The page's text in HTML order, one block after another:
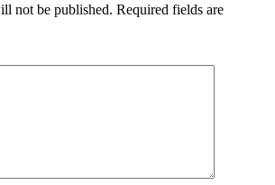
not be published. Required fields are